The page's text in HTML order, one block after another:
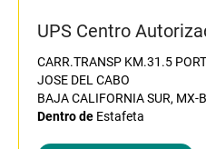
UPS Centro
CARR.TRANSP KM.31.5
JOSE DEL CABO
BAJA CALIFORNIA SUR, MX-
Dentro de Estafeta